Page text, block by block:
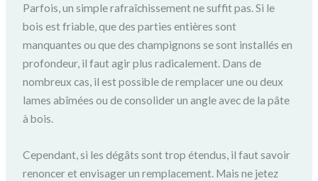
Parfois, un simple rafraîchissement ne suffit pas. Si le
bois est friable, que des parties entières sont
manquantes ou que des champignons se sont installés en
profondeur, il faut agir plus radicalement. Dans de
nombreux cas, il est possible de remplacer une ou deux
lames abîmées ou de consolider un angle avec de la pâte
à bois.
Cependant, si les dégâts sont trop étendus, il faut savoir
renoncer et envisager un remplacement. Mais ne jetez